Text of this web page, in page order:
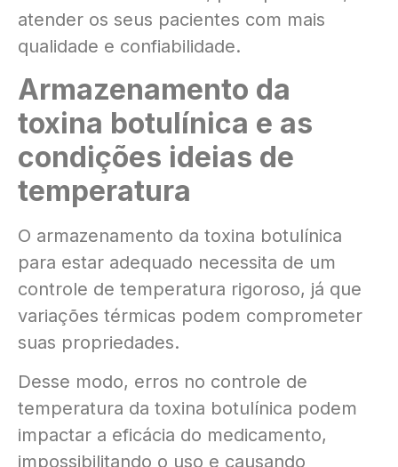
atender os seus pacientes com mais
qualidade e confiabilidade.
Armazenamento da
toxina botulínica e as
condições ideias de
temperatura
O armazenamento da toxina botulínica
para estar adequado necessita de um
controle de temperatura rigoroso, já que
variações térmicas podem comprometer
suas propriedades.
Desse modo, erros no controle de
temperatura da toxina botulínica podem
impactar a eficácia do medicamento,
impossibilitando o uso e causando